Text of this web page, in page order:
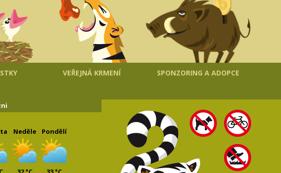
VEŘEJNÁ KRMENÍ SPONZORING A ADOPCE
Neděle Pondělí